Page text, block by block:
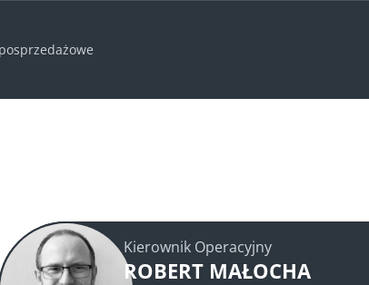
Kierownik Operacyjny
ROBERT MAŁOCHA